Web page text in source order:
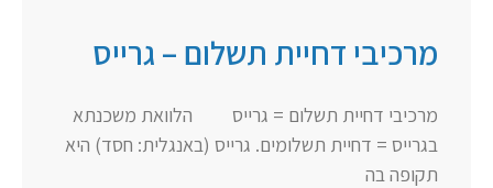
מרכיבי דחיית תשלום – גרייס
מרכיבי דחיית תשלום = גרייס הלוואת משכנתא
בגרייס = דחיית תשלומים. גרייס (באנגלית: חסד) היא
תקופה בה